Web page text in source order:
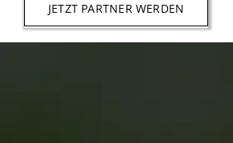
JETZT PARTNER WERDEN